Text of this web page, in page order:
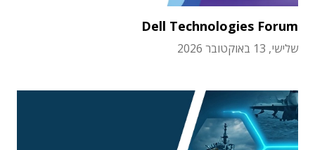
Dell Technologies Forum
שלישי, 13 באוקטובר 2026